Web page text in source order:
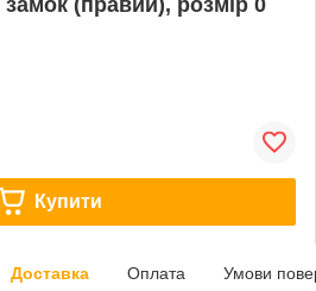
Купити
Доставка Оплата Умови